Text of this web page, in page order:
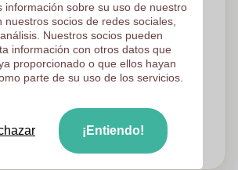
en la página siguiente
logotipo de forma gratuita antes de imprimir
dan una puntuación de 9.3
de atención al cliente
información sobre su uso de nuestro
nuestros socios de redes sociales,
Nuestros socios pueden
información con otros datos que
proporcionado o que ellos hayan
parte de su uso de los servicios.
¡Entiendo!